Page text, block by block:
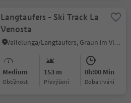
Langtaufers - Ski Track La
Venosta
Vallelunga/Langtaufers, Graun im Vinschgau/Curon Venosta, Vinschgau/Val Venosta
Medium
Obtížnost
153 m
Převýšení
0h:00 Min
doba trvání